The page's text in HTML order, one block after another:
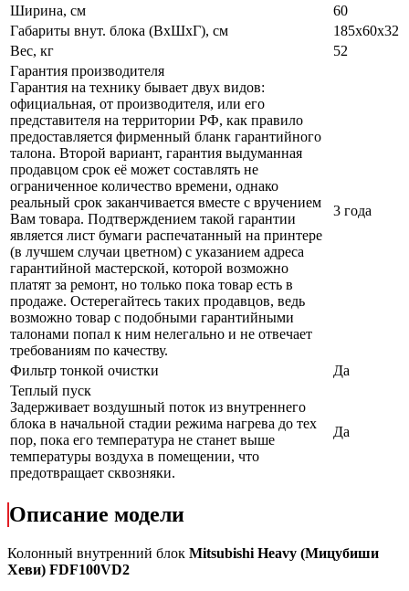
Ширина, см
60
Габариты внут. блока (ВхШхГ), см
185x60x32
Вес, кг
52
Гарантия производителя
Гарантия на технику бывает двух видов:
официальная, от производителя, или его
представителя на территории РФ, как правило
предоставляется фирменный бланк гарантийного
талона. Второй вариант, гарантия выдуманная
продавцом срок её может составлять не
ограниченное количество времени, однако
реальный срок заканчивается вместе с вручением
Вам товара. Подтверждением такой гарантии
является лист бумаги распечатанный на принтере
(в лучшем случаи цветном) с указанием адреса
гарантийной мастерской, которой возможно
платят за ремонт, но только пока товар есть в
продаже. Остерегайтесь таких продавцов, ведь
возможно товар с подобными гарантийными
талонами попал к ним нелегально и не отвечает
требованиям по качеству.
3 года
Фильтр тонкой очистки
Да
Теплый пуск
Задерживает воздушный поток из внутреннего
блока в начальной стадии режима нагрева до тех
пор, пока его температура не станет выше
температуры воздуха в помещении, что
предотвращает сквозняки.
Да
Описание модели
Колонный внутренний блок Mitsubishi Heavy (Мицубиши
Хеви) FDF100VD2